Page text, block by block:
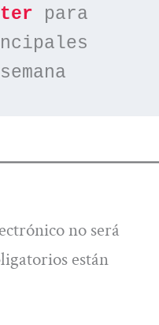
para
no será
están